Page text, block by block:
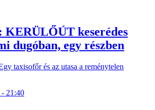
KERÜLŐÚT keserédes
dugóban, egy részben
taxisofőr és az utasa a reménytelen
- 21:40